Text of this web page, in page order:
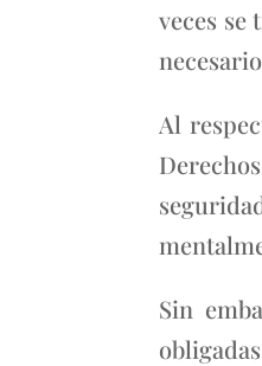
veces se
Al
Sin